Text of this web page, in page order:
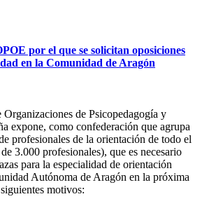
por el que se solicitan oposiciones
en la Comunidad de Aragón
de Psicopedagogía y
expone, como confederación que agrupa
profesionales de la orientación de todo el
3.000 profesionales), que es necesario
para la especialidad de orientación
Autónoma de Aragón en la próxima
motivos: